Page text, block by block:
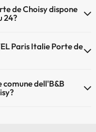
de Choisy dispone
24?
Paris Italie Porte de
dell'B&B